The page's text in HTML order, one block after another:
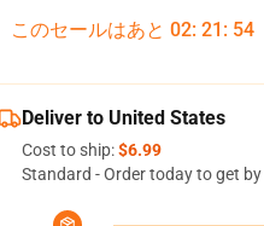
このセールはあと 02: 21 : 53
Deliver to United States
Cost to ship:$6.99
Standard - Order today to get by